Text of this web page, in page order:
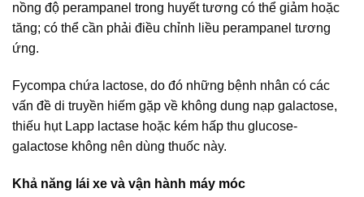
nồng độ perampanel trong huyết tương có thể giảm hoặc
tăng; có thể cần phải điều chỉnh liều perampanel tương
ứng.
Fycompa chứa lactose, do đó những bệnh nhân có các
vấn đề di truyền hiếm gặp về không dung nạp galactose,
thiếu hụt Lapp lactase hoặc kém hấp thu glucose-
galactose không nên dùng thuốc này.
Khả năng lái xe và vận hành máy móc